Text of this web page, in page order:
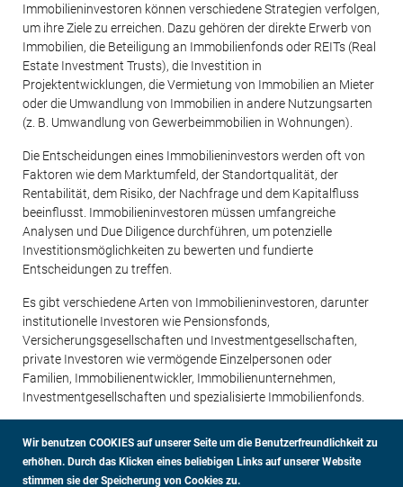
Immobilieninvestoren können verschiedene Strategien verfolgen,
um ihre Ziele zu erreichen. Dazu gehören der direkte Erwerb von
Immobilien, die Beteiligung an Immobilienfonds oder REITs (Real
Estate Investment Trusts), die Investition in
Projektentwicklungen, die Vermietung von Immobilien an Mieter
oder die Umwandlung von Immobilien in andere Nutzungsarten
(z. B. Umwandlung von Gewerbeimmobilien in Wohnungen).
Die Entscheidungen eines Immobilieninvestors werden oft von
Faktoren wie dem Marktumfeld, der Standortqualität, der
Rentabilität, dem Risiko, der Nachfrage und dem Kapitalfluss
beeinflusst. Immobilieninvestoren müssen umfangreiche
Analysen und Due Diligence durchführen, um potenzielle
Investitionsmöglichkeiten zu bewerten und fundierte
Entscheidungen zu treffen.
Es gibt verschiedene Arten von Immobilieninvestoren, darunter
institutionelle Investoren wie Pensionsfonds,
Versicherungsgesellschaften und Investmentgesellschaften,
private Investoren wie vermögende Einzelpersonen oder
Familien, Immobilienentwickler, Immobilienunternehmen,
Investmentgesellschaften und spezialisierte Immobilienfonds.
Wir benutzen COOKIES auf unserer Seite um die Benutzerfreundlichkeit zu
erhöhen. Durch das Klicken eines beliebigen Links auf unserer Website
stimmen sie der Speicherung von Cookies zu.